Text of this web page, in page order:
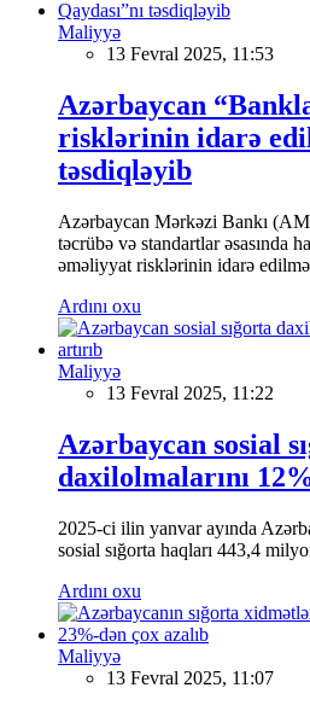
Maliyyə
13 Fevral 2025, 11:53
Azərbaycan
risklərinin idarə
təsdiqləyib
Azərbaycan Mərkəzi Bankı
təcrübə və standartlar əsasında
əməliyyat risklərinin idarə
Ardını oxu
Maliyyə
13 Fevral 2025, 11:22
Azərbaycan sosial
daxilolmalarını
2025-ci ilin yanvar ayında
sosial sığorta haqları 443,4
Ardını oxu
Maliyyə
13 Fevral 2025, 11:07